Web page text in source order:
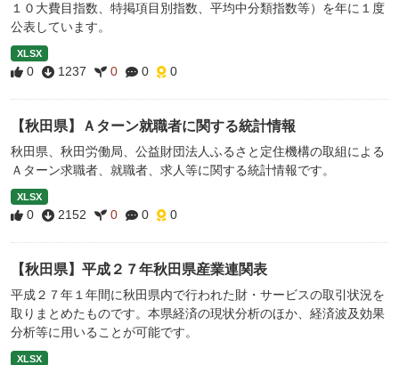
１０大費目指数、特掲項目別指数、平均中分類指数等）を年に１度
公表しています。
XLSX
0 1237 0 0 0
【秋田県】Ａターン就職者に関する統計情報
秋田県、秋田労働局、公益財団法人ふるさと定住機構の取組による
Ａターン求職者、就職者、求人等に関する統計情報です。
XLSX
0 2152 0 0 0
【秋田県】平成２７年秋田県産業連関表
平成２７年１年間に秋田県内で行われた財・サービスの取引状況を
取りまとめたものです。本県経済の現状分析のほか、経済波及効果
分析等に用いることが可能です。
XLSX